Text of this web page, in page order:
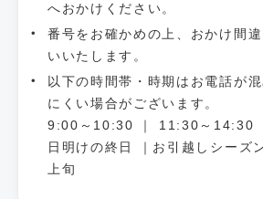
へおかけください。
番号をお確かめの上、おかけ間
いいたします。
以下の時間帯・時期はお電話が
にくい場合がございます。
9:00～10:30 ｜ 11:30～14:30
日明けの終日 ｜お引越しシーズ
上旬